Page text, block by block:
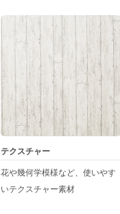
テクスチャー
花や幾何学模様など、使いやす
いテクスチャー素材